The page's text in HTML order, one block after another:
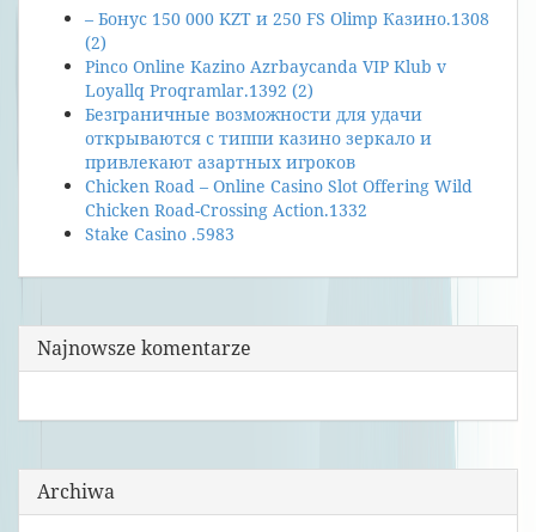
– Бонус 150 000 KZT и 250 FS Olimp Казино.1308
(2)
Pinco Online Kazino Azrbaycanda VIP Klub v
Loyallq Proqramlar.1392 (2)
Безграничные возможности для удачи
открываются с типпи казино зеркало и
привлекают азартных игроков
Chicken Road – Online Casino Slot Offering Wild
Chicken Road-Crossing Action.1332
Stake Casino .5983
Najnowsze komentarze
Archiwa